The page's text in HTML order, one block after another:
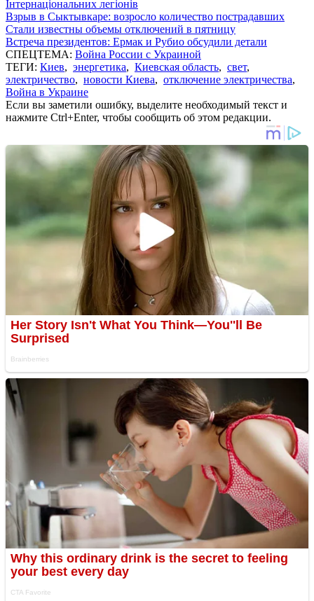
Інтернаціональних легіонів
Взрыв в Сыктывкаре: возросло количество пострадавших
Стали известны объемы отключений в пятницу
Встреча президентов: Ермак и Рубио обсудили детали
СПЕЦТЕМА: Война России с Украиной
ТЕГИ: Киев, энергетика, Киевская область, свет,
электричество, новости Киева, отключение электричества,
Война в Украине
Если вы заметили ошибку, выделите необходимый текст и
нажмите Ctrl+Enter, чтобы сообщить об этом редакции.